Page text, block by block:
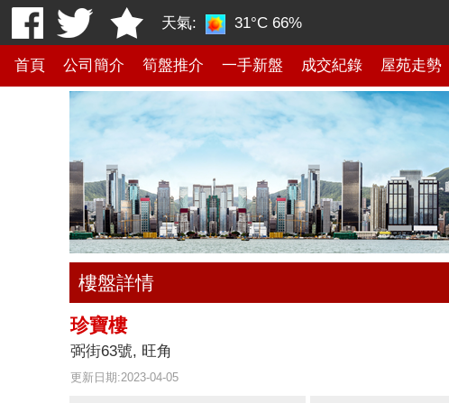
天氣: 31°C 66%
首頁 公司簡介 筍盤推介 一手新盤 成交紀錄 屋苑走勢
樓盤詳情
珍寶樓
弼街63號, 旺角
更新日期:2023-04-05